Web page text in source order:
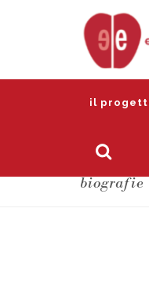
il
biografie